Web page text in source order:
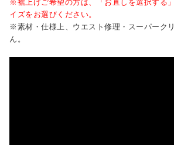
※裾上げご希望の方は、「お直しを選択する
イズをお選びください。
※素材・仕様上、ウエスト修理・スーパーク
ん。